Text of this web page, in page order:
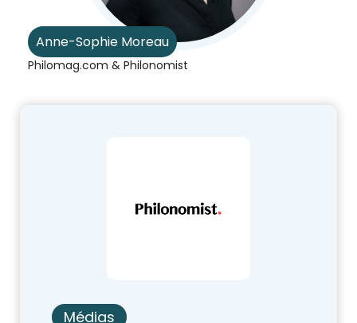
Anne-Sophie Moreau
Philomag.com & Philonomist
Médias